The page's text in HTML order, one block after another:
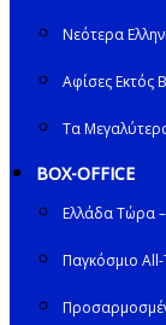
Νεότερα
Αφίσες Εκτός
Τα
BOX-OFFICE
Ελλάδα Τώρα
Παγκόσμιο